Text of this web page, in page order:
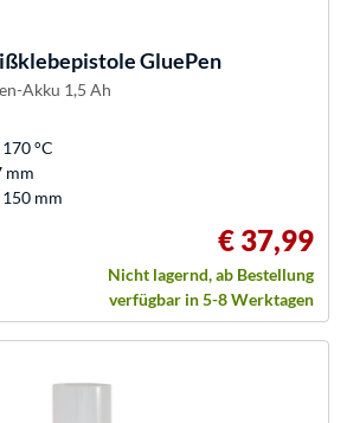
GluePen
Akku 1,5 Ah
°C
mm
mm
€ 37,99
Nicht lagernd, ab Bestellung
verfügbar in 5-8 Werktagen